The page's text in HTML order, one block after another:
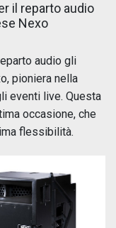
il reparto audio
Nexo
audio gli
pioniera nella
eventi live. Questa
occasione, che
flessibilità.